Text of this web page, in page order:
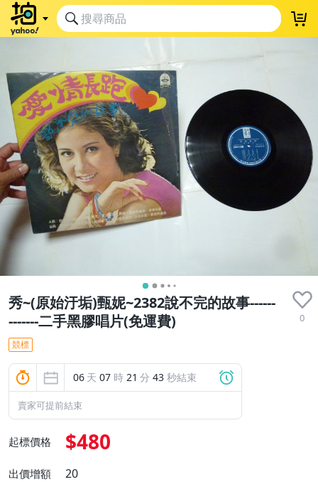
秀~(原始汙垢)甄妮~2382說不完的故事------
-------二手黑膠唱片(免運費)
0
競標
06 天 07 時 21 分 41 秒結束
賣家可提前結束
起標價格 $480
出價增額 20